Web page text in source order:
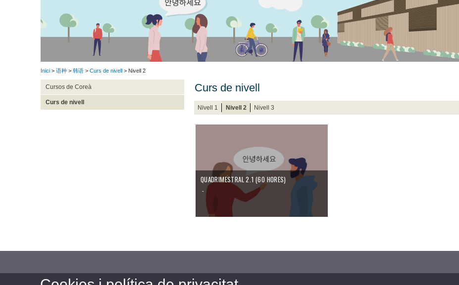
Inici > 语种 > 韩语 > Curs de nivell > Nivell 2
Cursos de Coreà
Curs de nivell
Curs de nivell
Nivell 1 Nivell 2 Nivell 3
QUADRIMESTRAL 2.1 (60 HORES)
-